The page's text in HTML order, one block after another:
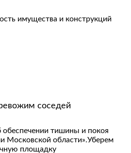
имущества и конструкций
соседей
тишины и покоя
Московской области».Уберем
площадку